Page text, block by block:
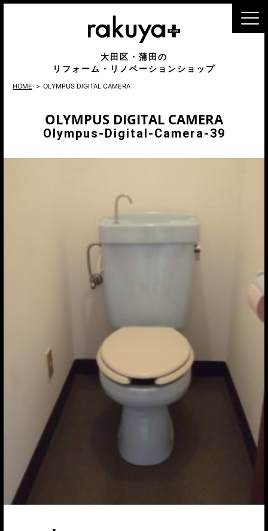
大田区・蒲田の
リフォーム・リノベーションショップ
MENU
HOME OLYMPUS DIGITAL CAMERA
OLYMPUS DIGITAL CAMERA
Olympus-Digital-Camera-39